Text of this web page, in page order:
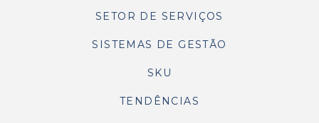
SETOR DE SERVIÇOS
SISTEMAS DE GESTÃO
SKU
TENDÊNCIAS